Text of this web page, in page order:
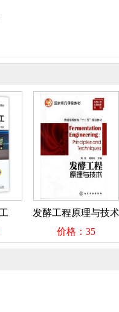
发酵工程原理与技术
价格：35